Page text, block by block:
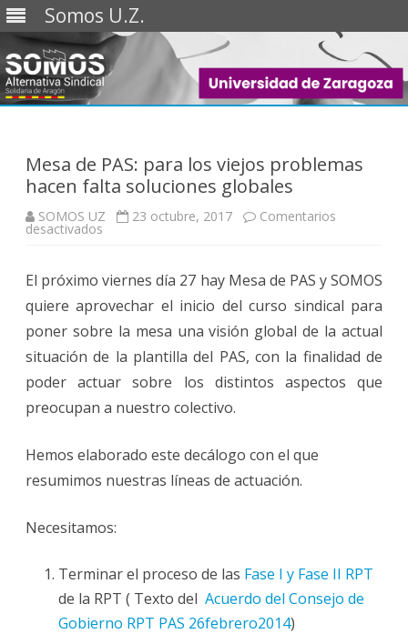
Somos U.Z.
Saltar
Mesa de PAS: para los viejos problemas
hacen falta soluciones globales
SOMOS UZ 23 octubre, 2017 Comentarios
desactivados
para
los
viejos
problemas
hacen
falta
soluciones
globales
El próximo viernes día 27 hay Mesa de PAS y SOMOS
quiere aprovechar el inicio del curso sindical para
poner sobre la mesa una visión global de la actual
situación de la plantilla del PAS, con la finalidad de
poder actuar sobre los distintos aspectos que
preocupan a nuestro colectivo.
Hemos elaborado este decálogo con el que
resumimos nuestras líneas de actuación.
Necesitamos:
Terminar el proceso de las Fase I y Fase II RPT
de la RPT ( Texto del Acuerdo del Consejo de
Gobierno RPT PAS 26febrero2014)